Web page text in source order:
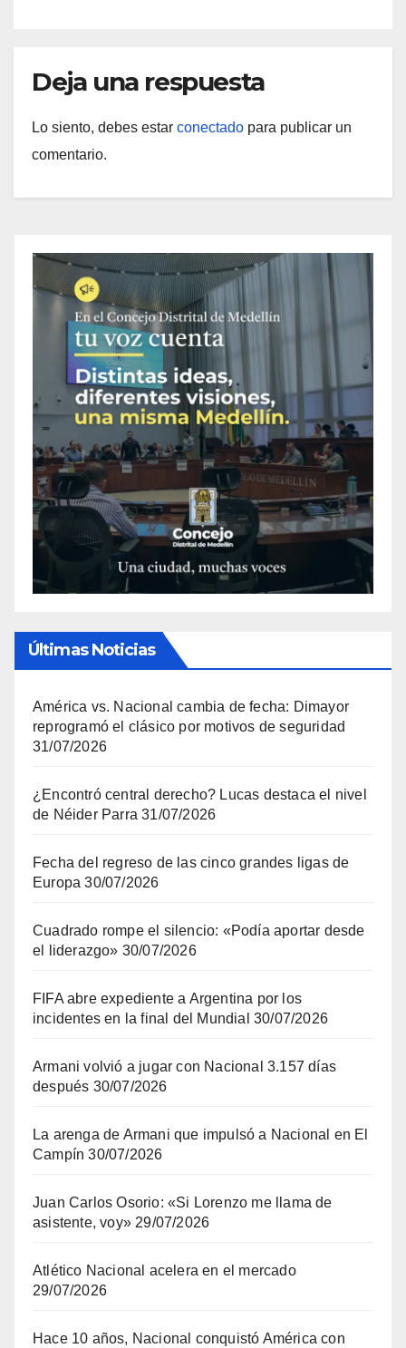
Deja una respuesta
Lo siento, debes estar conectado para publicar un
comentario.
Últimas Noticias
América vs. Nacional cambia de fecha: Dimayor
reprogramó el clásico por motivos de seguridad
31/07/2026
¿Encontró central derecho? Lucas destaca el nivel
de Néider Parra 31/07/2026
Fecha del regreso de las cinco grandes ligas de
Europa 30/07/2026
Cuadrado rompe el silencio: «Podía aportar desde
el liderazgo» 30/07/2026
FIFA abre expediente a Argentina por los
incidentes en la final del Mundial 30/07/2026
Armani volvió a jugar con Nacional 3.157 días
después 30/07/2026
La arenga de Armani que impulsó a Nacional en El
Campín 30/07/2026
Juan Carlos Osorio: «Si Lorenzo me llama de
asistente, voy» 29/07/2026
Atlético Nacional acelera en el mercado
29/07/2026
Hace 10 años, Nacional conquistó América con